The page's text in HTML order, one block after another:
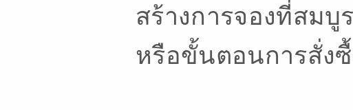
สร้างการจองที่สม
หรือขั้นตอนการสั่ง